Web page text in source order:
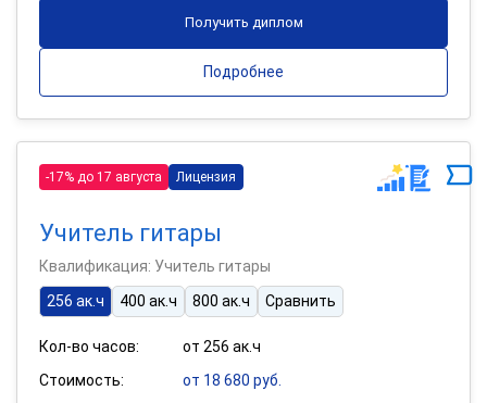
Получить диплом
Подробнее
-17% до 17 августа Лицензия
Учитель гитары
Квалификация: Учитель гитары
256 ак.ч
400 ак.ч 800 ак.ч Сравнить
Кол-во часов:
от 256 ак.ч
Стоимость:
от 18 680 руб.